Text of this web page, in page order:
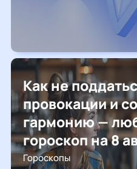
Как не
провокации и
гармонию —
гороскоп на 8
Гороскопы